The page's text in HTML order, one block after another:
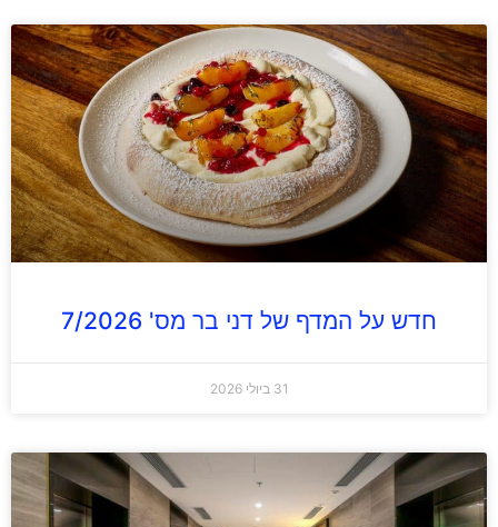
חדש על המדף של דני בר מס' 7/2026
31 ביולי 2026